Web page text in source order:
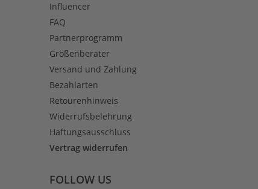
Influencer
FAQ
Partnerprogramm
Größenberater
Versand und Zahlung
Bezahlarten
Retourenhinweis
Widerrufsbelehrung
Haftungsausschluss
Vertrag widerrufen
FOLLOW US